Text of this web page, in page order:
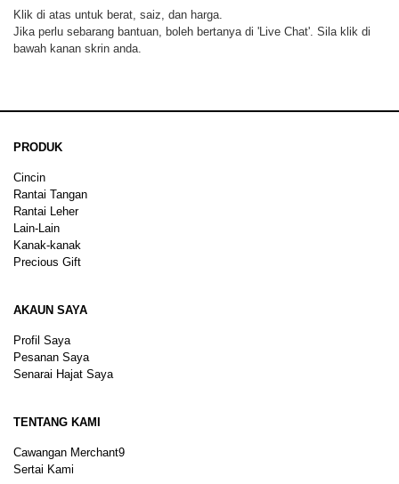
Klik di atas untuk berat, saiz, dan harga.
Jika perlu sebarang bantuan, boleh bertanya di 'Live Chat'. Sila klik di
bawah kanan skrin anda.
PRODUK
Cincin
Rantai Tangan
Rantai Leher
Lain-Lain
Kanak-kanak
Precious Gift
AKAUN SAYA
Profil Saya
Pesanan Saya
Senarai Hajat Saya
TENTANG KAMI
Cawangan Merchant9
Sertai Kami